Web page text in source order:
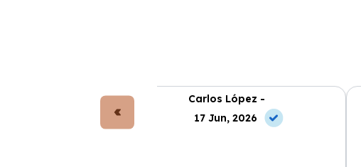
Carlos López -
17 Jun, 2026